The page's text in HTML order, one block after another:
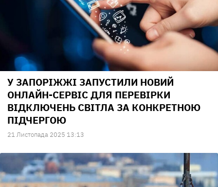
У ЗАПОРІЖЖІ ЗАПУСТИЛИ НОВИЙ
ОНЛАЙН-СЕРВІС ДЛЯ ПЕРЕВІРКИ
ВІДКЛЮЧЕНЬ СВІТЛА ЗА КОНКРЕТНОЮ
ПІДЧЕРГОЮ
21 Листопада 2025 13:13